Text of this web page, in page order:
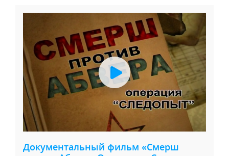
Документальный фильм «Смерш